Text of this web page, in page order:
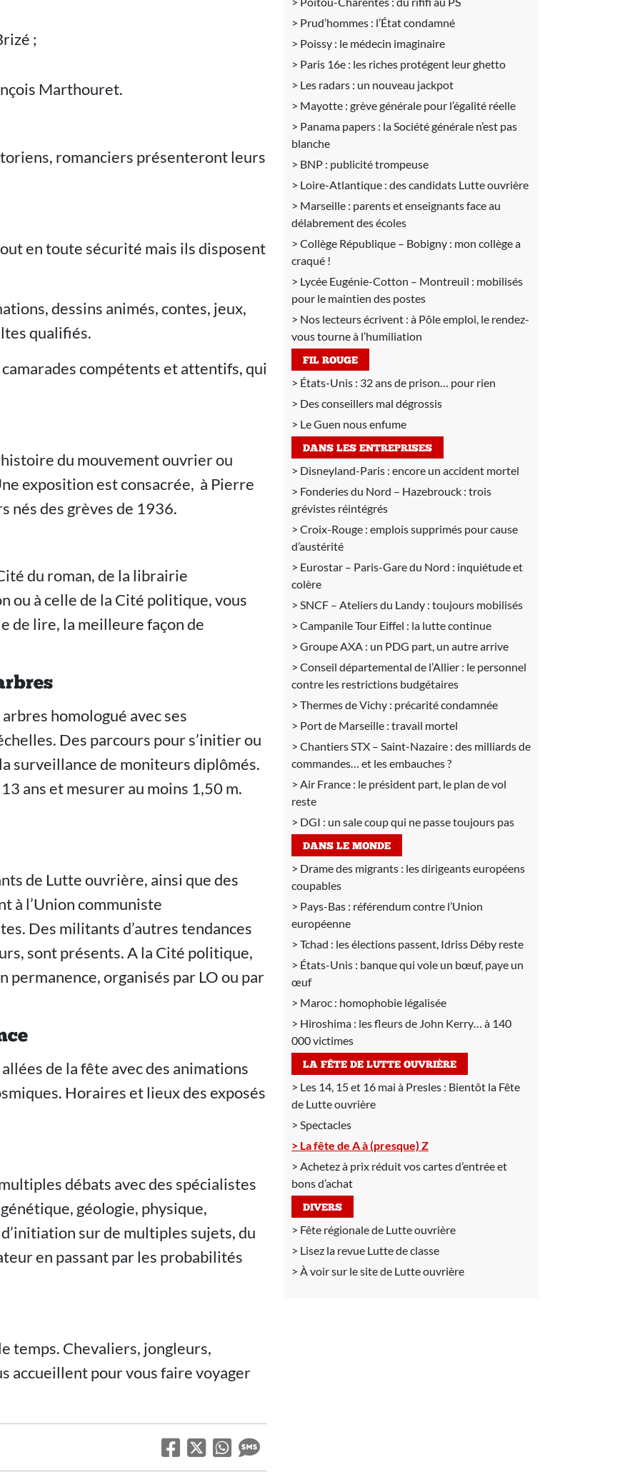
;
Marthouret.
romanciers présenteront leurs
en toute sécurité mais ils disposent
dessins animés, contes, jeux,
qualifiés.
compétents et attentifs, qui
du mouvement ouvrier ou
exposition est consacrée, à Pierre
nés des grèves de 1936.
du roman, de la librairie
ou à celle de la Cité politique, vous
de lire, la meilleure façon de
homologué avec ses
Des parcours pour s’initier ou
surveillance de moniteurs diplômés.
ans et mesurer au moins 1,50 m.
de Lutte ouvrière, ainsi que des
à l’Union communiste
Des militants d’autres tendances
sont présents. A la Cité politique,
permanence, organisés par LO ou par
de la fête avec des animations
Horaires et lieux des exposés
débats avec des spécialistes
géologie, physique,
sur de multiples sujets, du
en passant par les probabilités
temps. Chevaliers, jongleurs,
accueillent pour vous faire voyager
Prud’hommes : l’État condamné
Poissy : le médecin imaginaire
Paris 16e : les riches protégent leur ghetto
Les radars : un nouveau jackpot
Mayotte : grève générale pour l’égalité réelle
Panama papers : la Société générale n’est pas
blanche
BNP : publicité trompeuse
Loire-Atlantique : des candidats Lutte ouvrière
Marseille : parents et enseignants face au
délabrement des écoles
Collège République – Bobigny : mon collège a
craqué !
Lycée Eugénie-Cotton – Montreuil : mobilisés
pour le maintien des postes
Nos lecteurs écrivent : à Pôle emploi, le rendez-
vous tourne à l’humiliation
FIL ROUGE
États-Unis : 32 ans de prison… pour rien
Des conseillers mal dégrossis
Le Guen nous enfume
DANS LES ENTREPRISES
Disneyland-Paris : encore un accident mortel
Fonderies du Nord – Hazebrouck : trois
grévistes réintégrés
Croix-Rouge : emplois supprimés pour cause
d’austérité
Eurostar – Paris-Gare du Nord : inquiétude et
colère
SNCF – Ateliers du Landy : toujours mobilisés
Campanile Tour Eiffel : la lutte continue
Groupe AXA : un PDG part, un autre arrive
Conseil départemental de l’Allier : le personnel
contre les restrictions budgétaires
Thermes de Vichy : précarité condamnée
Port de Marseille : travail mortel
Chantiers STX – Saint-Nazaire : des milliards de
commandes… et les embauches ?
Air France : le président part, le plan de vol
reste
DGI : un sale coup qui ne passe toujours pas
DANS LE MONDE
Drame des migrants : les dirigeants européens
coupables
Pays-Bas : référendum contre l’Union
européenne
Tchad : les élections passent, Idriss Déby reste
États-Unis : banque qui vole un bœuf, paye un
œuf
Maroc : homophobie légalisée
Hiroshima : les fleurs de John Kerry… à 140
000 victimes
LA FÊTE DE LUTTE OUVRIÈRE
Les 14, 15 et 16 mai à Presles : Bientôt la Fête
de Lutte ouvrière
Spectacles
La fête de A à (presque) Z
Achetez à prix réduit vos cartes d’entrée et
bons d’achat
DIVERS
Fête régionale de Lutte ouvrière
Lisez la revue Lutte de classe
À voir sur le site de Lutte ouvrière